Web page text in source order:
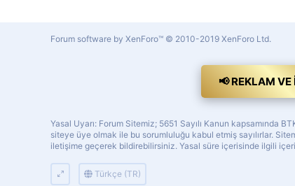
Türkçe (TR)
Forum software by XenForo™ © 2010-2019 XenForo Ltd.
📢 REKLAM VE
Yasal Uyarı: Forum Sitemiz; 5651 Sayılı Kanun kapsamında
siteye üye olmak ile bu sorumluluğu kabul etmiş sayılırlar.
iletişime geçerek bildirebilirsiniz. Yasal süre içerisinde ilgili